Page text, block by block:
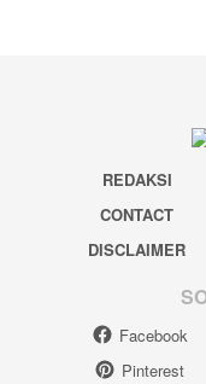
REDAKSI
CONTACT
DISCLAIMER
Facebook
Pinterest